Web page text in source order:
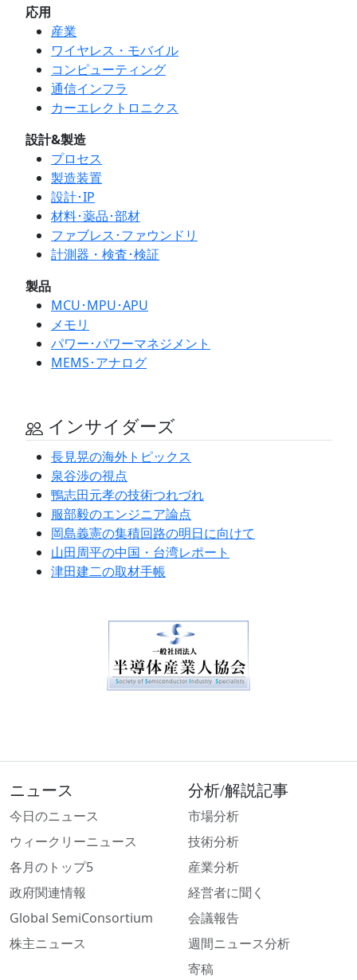
応用
産業
ワイヤレス・モバイル
コンピューティング
通信インフラ
カーエレクトロニクス
設計&製造
プロセス
製造装置
設計･IP
材料･薬品･部材
ファブレス･ファウンドリ
計測器・検査･検証
製品
MCU･MPU･APU
メモリ
パワー･パワーマネジメント
MEMS･アナログ
インサイダーズ
長見晃の海外トピックス
泉谷渉の視点
鴨志田元孝の技術つれづれ
服部毅のエンジニア論点
岡島義憲の集積回路の明日に向けて
山田周平の中国・台湾レポート
津田建二の取材手帳
ニュース
今日のニュース
ウィークリーニュース
各月のトップ5
政府関連情報
Global SemiConsortium
株主ニュース
分析/解説記事
市場分析
技術分析
産業分析
経営者に聞く
会議報告
週間ニュース分析
寄稿